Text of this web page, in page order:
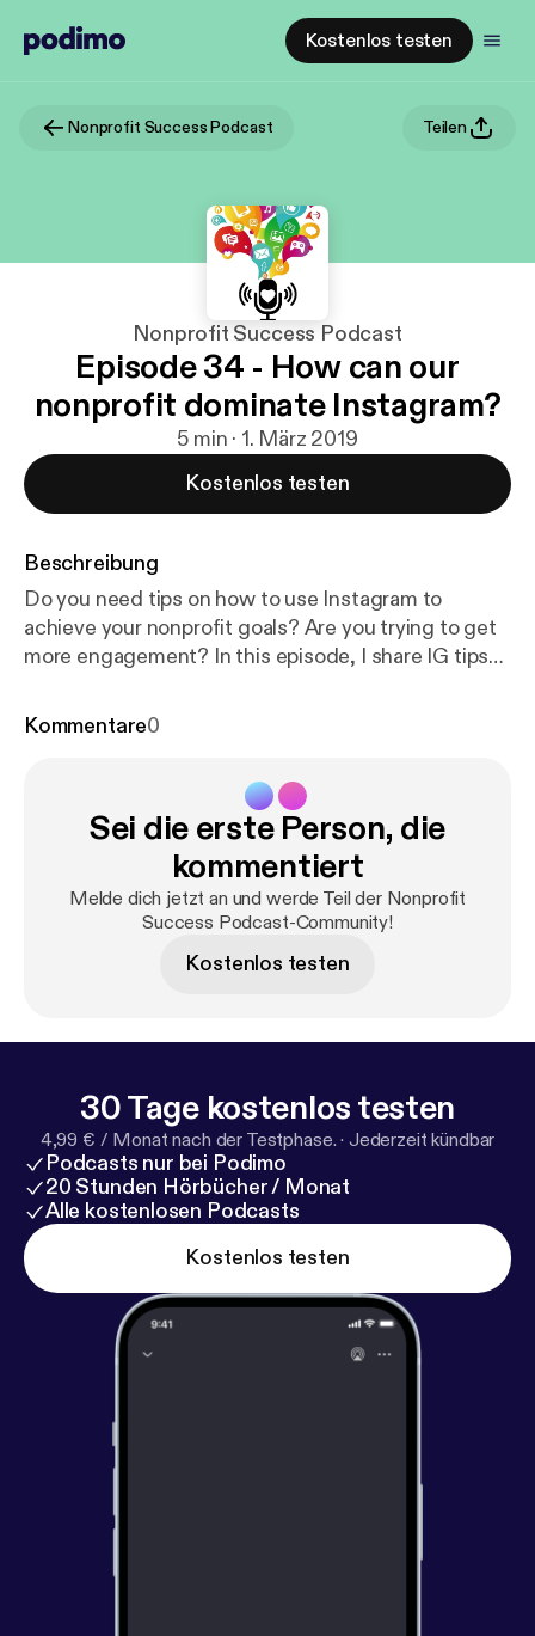
Kostenlos testen
Nonprofit Success Podcast Teilen
Nonprofit Success Podcast
Episode 34 - How can our
nonprofit dominate Instagram?
5 min · 1. März 2019
Kostenlos testen
Beschreibung
Do you need tips on how to use Instagram to
achieve your nonprofit goals? Are you trying to get
more engagement? In this episode, I share IG tips
Kommentare0
Sei die erste Person, die
kommentiert
Melde dich jetzt an und werde Teil der Nonprofit
Success Podcast-Community!
Kostenlos testen
30 Tage kostenlos testen
4,99 € / Monat nach der Testphase. · Jederzeit kündbar
Podcasts nur bei Podimo
20 Stunden Hörbücher / Monat
Alle kostenlosen Podcasts
Kostenlos testen